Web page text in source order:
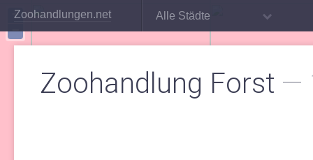
Zoohandlungen.net Alle Städte
Zoohandlung Forst —
+
−